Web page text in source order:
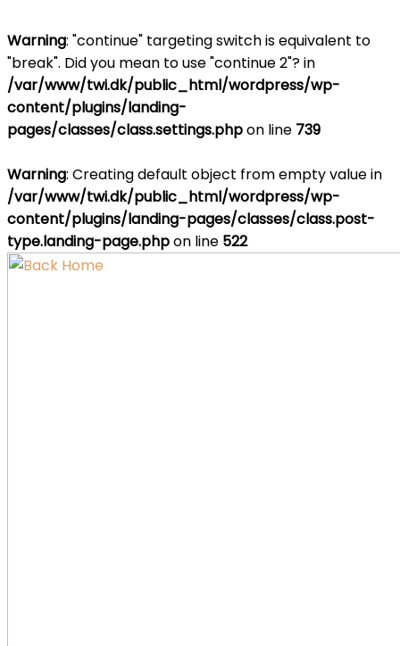
Warning: "continue" targeting switch is equivalent to
"break". Did you mean to use "continue 2"? in
/var/www/twi.dk/public_html/wordpress/wp-
content/plugins/landing-
pages/classes/class.settings.phpon line 739
Warning: Creating default object from empty value in
/var/www/twi.dk/public_html/wordpress/wp-
content/plugins/landing-pages/classes/class.post-
type.landing-page.phpon line 522